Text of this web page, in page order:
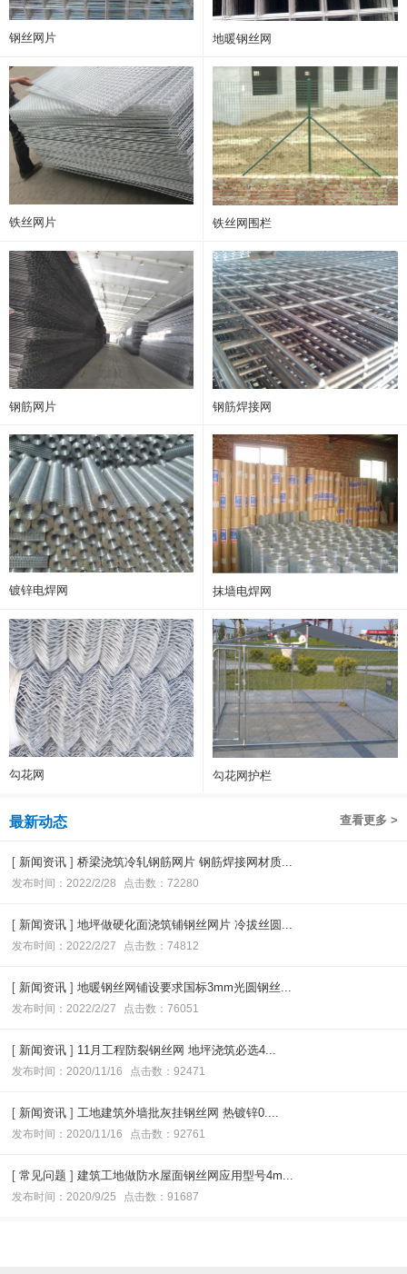
钢丝网片 地暖钢丝网
铁丝网片 铁丝网围栏
钢筋网片 钢筋焊接网
镀锌电焊网 抹墙电焊网
勾花网 勾花网护栏
查看更多 >
最新动态
[ 新闻资讯 ] 桥梁浇筑冷轧钢筋网片 钢筋焊接网材质...
发布时间：2022/2/28 点击数：72280
[ 新闻资讯 ] 地坪做硬化面浇筑铺钢丝网片 冷拔丝圆...
发布时间：2022/2/27 点击数：74812
[ 新闻资讯 ] 地暖钢丝网铺设要求国标3mm光圆钢丝...
发布时间：2022/2/27 点击数：76051
[ 新闻资讯 ] 11月工程防裂钢丝网 地坪浇筑必选4...
发布时间：2020/11/16 点击数：92471
[ 新闻资讯 ] 工地建筑外墙批灰挂钢丝网 热镀锌0....
发布时间：2020/11/16 点击数：92761
[ 常见问题 ] 建筑工地做防水屋面钢丝网应用型号4m...
发布时间：2020/9/25 点击数：91687